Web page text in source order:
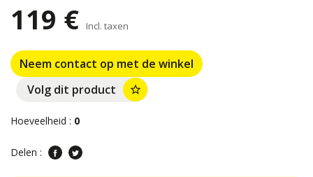
119 € Incl. taxen
Neem contact op met de winkel
Volg dit product
star_border
Hoeveelheid : 0
Delen :